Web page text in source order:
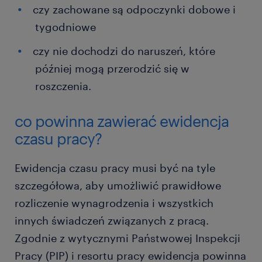
czy zachowane są odpoczynki dobowe i
tygodniowe
czy nie dochodzi do naruszeń, które
później mogą przerodzić się w
roszczenia.
co powinna zawierać ewidencja
czasu pracy?
Ewidencja czasu pracy musi być na tyle
szczegółowa, aby umożliwić prawidłowe
rozliczenie wynagrodzenia i wszystkich
innych świadczeń związanych z pracą.
Zgodnie z wytycznymi Państwowej Inspekcji
Pracy (PIP) i resortu pracy ewidencja powinna